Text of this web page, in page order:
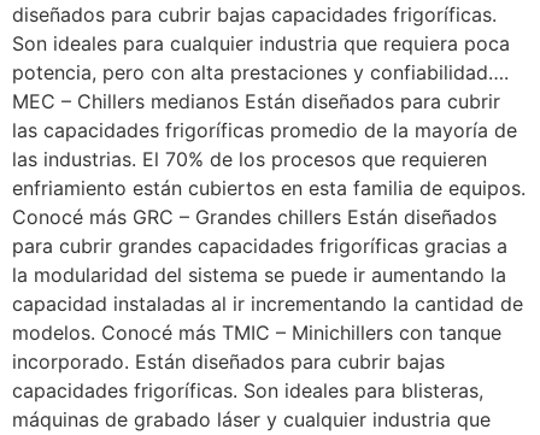
diseñados para cubrir bajas capacidades frigoríficas.
Son ideales para cualquier industria que requiera poca
potencia, pero con alta prestaciones y confiabilidad….
MEC – Chillers medianos Están diseñados para cubrir
las capacidades frigoríficas promedio de la mayoría de
las industrias. El 70% de los procesos que requieren
enfriamiento están cubiertos en esta familia de equipos.
Conocé más GRC – Grandes chillers Están diseñados
para cubrir grandes capacidades frigoríficas gracias a
la modularidad del sistema se puede ir aumentando la
capacidad instaladas al ir incrementando la cantidad de
modelos. Conocé más TMIC – Minichillers con tanque
incorporado. Están diseñados para cubrir bajas
capacidades frigoríficas. Son ideales para blisteras,
máquinas de grabado láser y cualquier industria que